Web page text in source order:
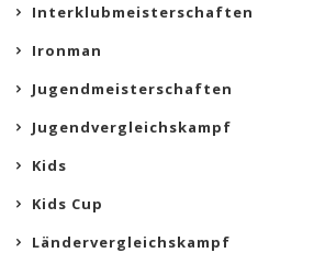
Interklubmeisterschaften
Ironman
Jugendmeisterschaften
Jugendvergleichskampf
Kids
Kids Cup
Ländervergleichskampf